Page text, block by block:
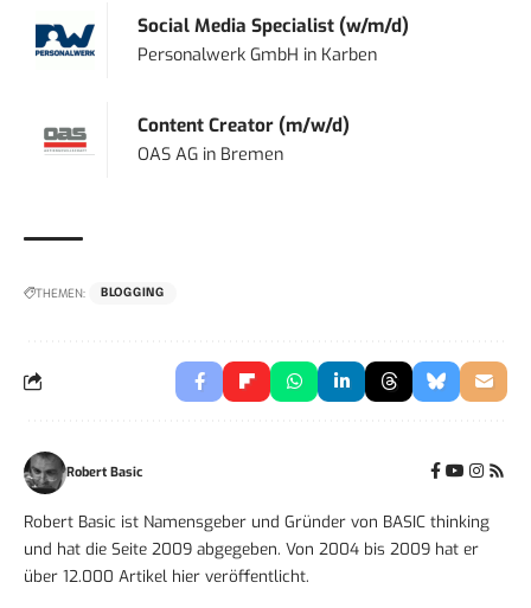
Social Media Specialist (w/m/d)
Personalwerk GmbH in Karben
Content Creator (m/w/d)
OAS AG in Bremen
THEMEN: BLOGGING
Robert Basic
Robert Basic ist Namensgeber und Gründer von BASIC thinking
und hat die Seite 2009 abgegeben. Von 2004 bis 2009 hat er
über 12.000 Artikel hier veröffentlicht.